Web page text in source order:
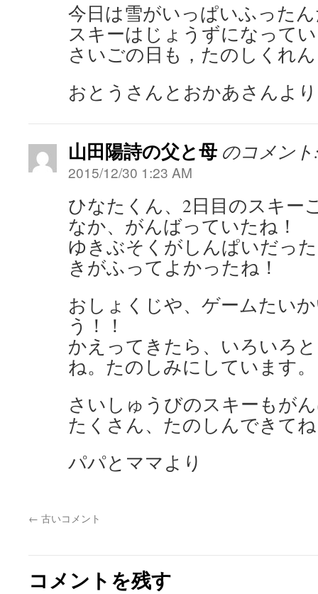
今日は雪がいっぱいふった
スキーはじょうずになって
さいごの日も，たのしくれ
おとうさんとおかあさんより
山田陽詩の父と母 のコメン
2015/12/30 1:23 AM
ひなたくん、2日目のスキー
なか、がんばっていたね！
ゆきぶそくがしんぱいだっ
きがふってよかったね！
おしょくじや、ゲームたい
う！！
かえってきたら、いろいろ
ね。たのしみにしています。
さいしゅうびのスキーもが
たくさん、たのしんできて
パパとママより
← 古いコメント
コメントを残す